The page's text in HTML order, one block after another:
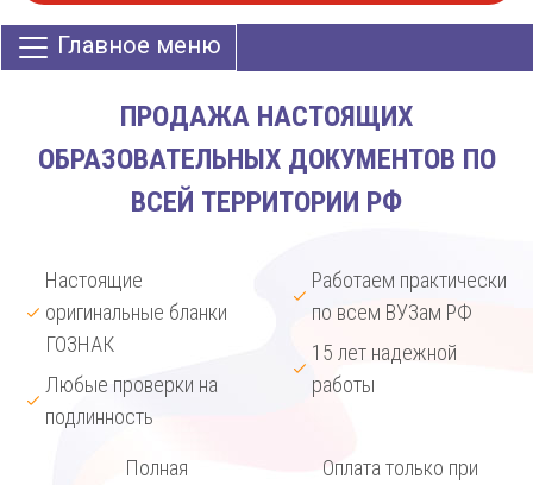
Главное меню
ПРОДАЖА НАСТОЯЩИХ
ОБРАЗОВАТЕЛЬНЫХ ДОКУМЕНТОВ ПО
ВСЕЙ ТЕРРИТОРИИ РФ
Настоящие
оригинальные бланки
ГОЗНАК
Любые проверки на
подлинность
Работаем практически
по всем ВУЗам РФ
15 лет надежной
работы
Полная
Оплата только при